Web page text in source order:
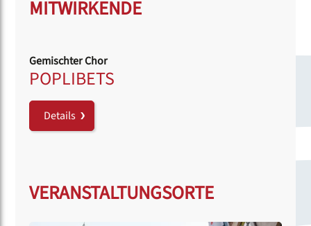
MITWIRKENDE
Gemischter Chor
POPLIBETS
Details
VERANSTALTUNGSORTE